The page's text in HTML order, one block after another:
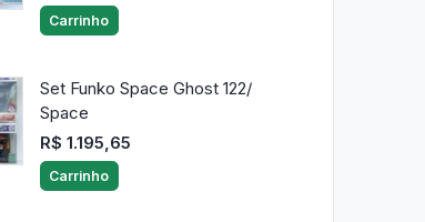
Carrinho
Set Funko Space Ghost 122/
Space
R$ 1.195,65
Carrinho